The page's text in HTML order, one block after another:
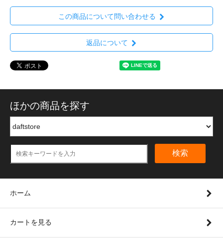
この商品について問い合わせる
返品について
ほかの商品を探す
検索
ホーム
カートを見る